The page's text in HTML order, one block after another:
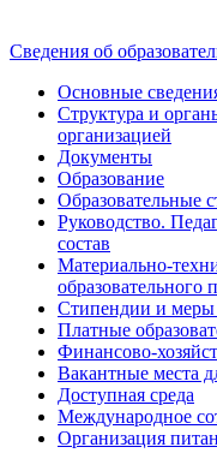
Сведения об
Основные
Структура и
организацией
Документы
Образование
Образовательные
Руководство.
состав
Материально-
образовательного
Стипендии и
Платные
Финансово-
Вакантные места
Доступная среда
Международное
Организация